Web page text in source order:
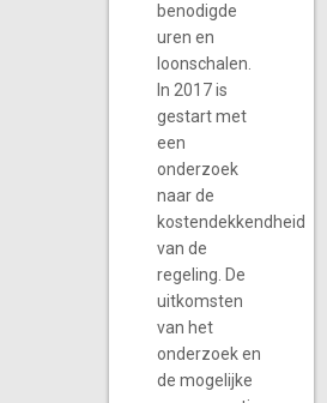
benodigde
uren en
loonschalen.
In 2017 is
gestart met
een
onderzoek
naar de
kostendekkendheid
van de
regeling. De
uitkomsten
van het
onderzoek en
de mogelijke